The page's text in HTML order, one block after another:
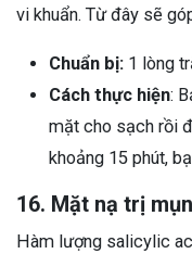
vi khuẩn. Từ đây sẽ
Chuẩn bị: 1 lòng
Cách thực hiện:
mặt cho sạch rồi
khoảng 15 phút,
16. Mặt nạ trị
Hàm lượng salicylic